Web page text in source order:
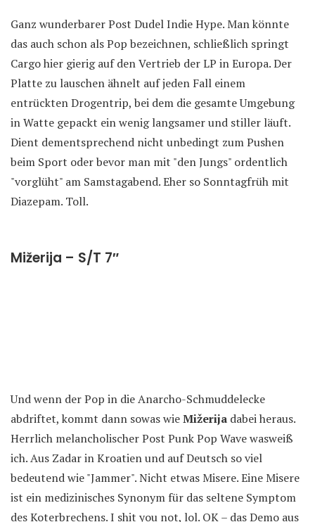
Ganz wunderbarer Post Dudel Indie Hype. Man könnte
das auch schon als Pop bezeichnen, schließlich springt
Cargo hier gierig auf den Vertrieb der LP in Europa. Der
Platte zu lauschen ähnelt auf jeden Fall einem
entrückten Drogentrip, bei dem die gesamte Umgebung
in Watte gepackt ein wenig langsamer und stiller läuft.
Dient dementsprechend nicht unbedingt zum Pushen
beim Sport oder bevor man mit "den Jungs" ordentlich
"vorglüht" am Samstagabend. Eher so Sonntagfrüh mit
Diazepam. Toll.
Mižerija – S/T 7″
Und wenn der Pop in die Anarcho-Schmuddelecke
abdriftet, kommt dann sowas wieMižerija dabei heraus.
Herrlich melancholischer Post Punk Pop Wave wasweiß
ich. Aus Zadar in Kroatien und auf Deutsch so viel
bedeutend wie "Jammer". Nicht etwas Misere. Eine Misere
ist ein medizinisches Synonym für das seltene Symptom
des Koterbrechens. I shit you not, lol. OK – das Demo aus